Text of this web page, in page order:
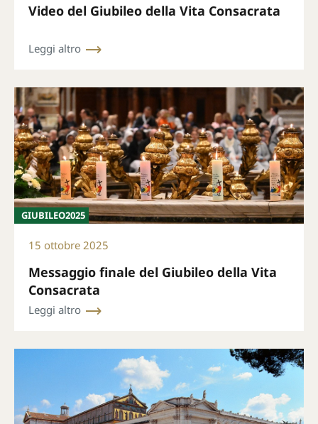
Video del Giubileo della Vita Consacrata
Leggi altro
GIUBILEO2025
15 ottobre 2025
Messaggio finale del Giubileo della Vita
Consacrata
Leggi altro